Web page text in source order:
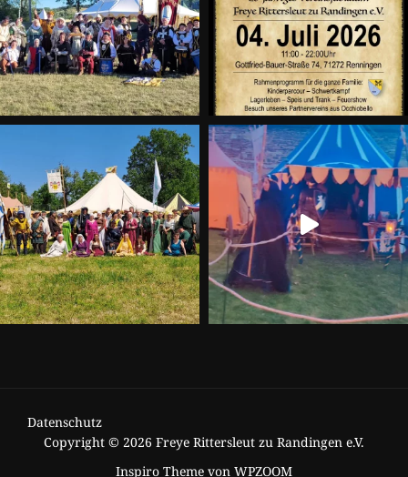
Datenschutz
Copyright © 2026 Freye Rittersleut zu Randingen e.V.
Inspiro Theme von WPZOOM